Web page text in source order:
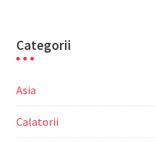
Categorii
Asia
Calatorii